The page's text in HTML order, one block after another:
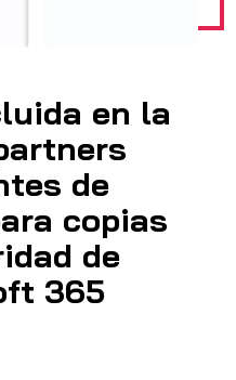
en la
de
copias
de
365